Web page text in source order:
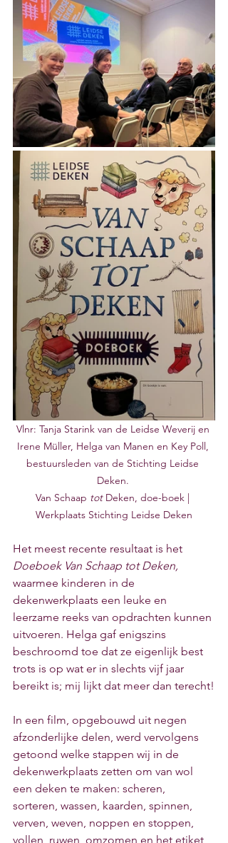
Vlnr: Tanja Starink van de Leidse Weverij en
Irene Müller, Helga van Manen en Key Poll,
bestuursleden van de Stichting Leidse
Deken.
Van Schaap tot Deken, doe-boek |
Werkplaats Stichting Leidse Deken
Het meest recente resultaat is het
Doeboek Van Schaap tot Deken,
waarmee kinderen in de
dekenwerkplaats een leuke en
leerzame reeks van opdrachten kunnen
uitvoeren. Helga gaf enigszins
beschroomd toe dat ze eigenlijk best
trots is op wat er in slechts vijf jaar
bereikt is; mij lijkt dat meer dan terecht!
In een film, opgebouwd uit negen
afzonderlijke delen, werd vervolgens
getoond welke stappen wij in de
dekenwerkplaats zetten om van wol
een deken te maken: scheren,
sorteren, wassen, kaarden, spinnen,
verven, weven, noppen en stoppen,
vollen, ruwen, omzomen en het etiket